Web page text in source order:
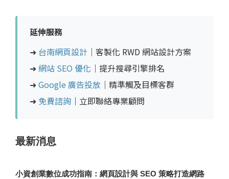
延伸服務
➜ 台南網頁設計 ｜客製化 RWD 網站設計方案
➜ 網站 SEO 優化 ｜提升搜尋引擎排名
➜ Google 廣告投放 ｜精準觸及目標客群
➜ 免費諮詢 ｜立即聯絡專業顧問
最新消息
小資創業數位成功指南：網頁設計與 SEO 策略打造網路